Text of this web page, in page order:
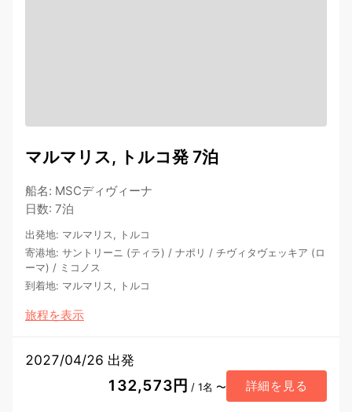
マルマリス, トルコ発 7泊
船名: MSCディヴィーナ
日数: 7泊
出発地: マルマリス, トルコ
寄港地: サントリーニ (ティラ) / ナポリ / チヴィタヴェッキア (ロ
ーマ) / ミコノス
到着地: マルマリス, トルコ
旅程を表示
2027/04/26 出発
132,573円 / 1名 〜 詳細を見る